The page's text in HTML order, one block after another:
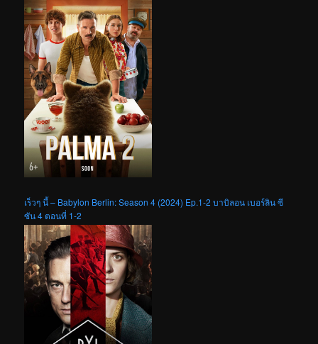
เร็วๆ นี้ – Babylon Berlin: Season 4 (2024) Ep.1-2 บาบิลอน เบอร์ลิน ซี
ซัน 4 ตอนที่ 1-2